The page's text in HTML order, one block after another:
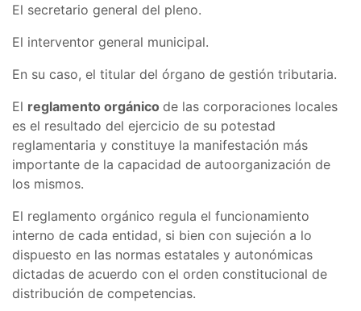
El secretario general del pleno.
El interventor general municipal.
En su caso, el titular del órgano de gestión tributaria.
El reglamento orgánico de las corporaciones locales
es el resultado del ejercicio de su potestad
reglamentaria y constituye la manifestación más
importante de la capacidad de autoorganización de
los mismos.
El reglamento orgánico regula el funcionamiento
interno de cada entidad, si bien con sujeción a lo
dispuesto en las normas estatales y autonómicas
dictadas de acuerdo con el orden constitucional de
distribución de competencias.